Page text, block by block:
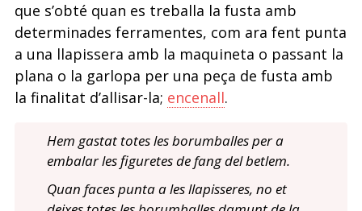
que s’obté quan es treballa la fusta amb
determinades ferramentes, com ara fent punta
a una llapissera amb la maquineta o passant la
plana o la garlopa per una peça de fusta amb
la finalitat d’allisar-la; encenall.
Hem gastat totes les borumballes per a
embalar les figuretes de fang del betlem.
Quan faces punta a les llapisseres, no et